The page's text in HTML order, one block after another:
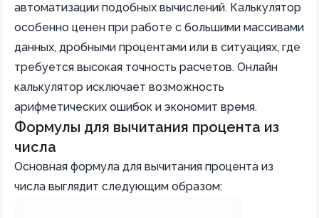
автоматизации подобных вычислений. Калькулятор
особенно ценен при работе с большими массивами
данных, дробными процентами или в ситуациях, где
требуется высокая точность расчетов. Онлайн
калькулятор исключает возможность
арифметических ошибок и экономит время.
Формулы для вычитания процента из
числа
Основная формула для вычитания процента из
числа выглядит следующим образом: